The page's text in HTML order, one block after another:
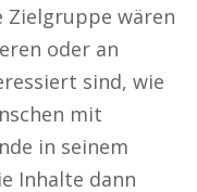
Zielgruppe wären
oder an
sind, wie
mit
in seinem
Inhalte dann